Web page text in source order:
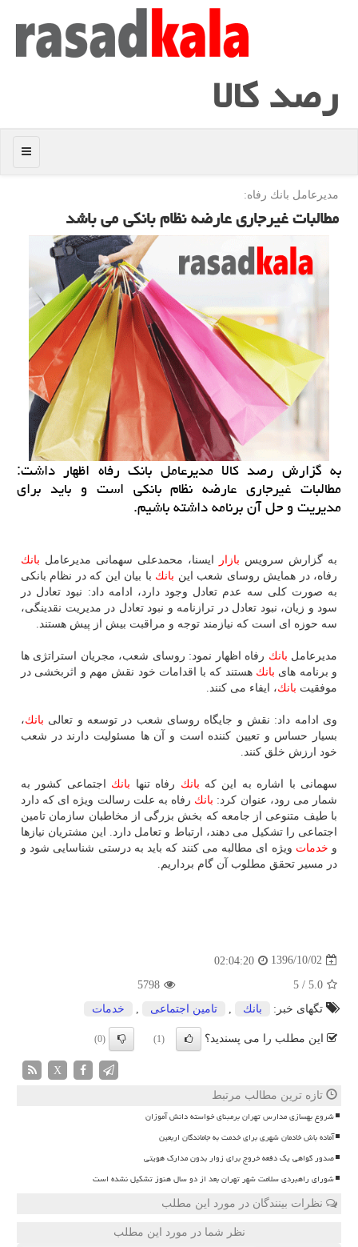
رصد كالا
منو
مدیرعامل بانك رفاه:
مطالبات غیرجاری عارضه نظام بانكی می باشد
به گزارش رصد كالا مدیرعامل بانك رفاه اظهار داشت:
مطالبات غیرجاری عارضه نظام بانكی است و باید برای
مدیریت و حل آن برنامه داشته باشیم.
به گزارش سرویس بازار ایسنا، محمدعلی سهمانی مدیرعامل بانك
رفاه، در همایش روسای شعب این بانك با بیان این كه در نظام بانكی
به صورت كلی سه عدم تعادل وجود دارد، ادامه داد: نبود تعادل در
سود و زیان، نبود تعادل در ترازنامه و نبود تعادل در مدیریت نقدینگی،
سه حوزه ­ای است كه نیازمند توجه و مراقبت بیش از پیش هستند.
مدیرعامل بانك رفاه اظهار نمود: روسای شعب، مجریان استراتژی­ ها
و برنامه ­های بانك هستند كه با اقدامات خود نقش مهم و اثربخشی در
موفقیت بانك، ایفاء می­ كنند.
وی ادامه داد: نقش و جایگاه روسای شعب در توسعه و تعالی بانك،
بسیار حساس و تعیین كننده است و آن ها مسئولیت دارند در شعب
خود ارزش خلق كنند.
سهمانی با اشاره به این كه بانك رفاه تنها بانك اجتماعی كشور به
شمار می ­رود، عنوان كرد: بانك رفاه به علت رسالت ویژه ­ای كه دارد
با طیف متنوعی از جامعه كه بخش بزرگی از مخاطبان سازمان تامین
اجتماعی را تشكیل می­ دهند، ارتباط و تعامل دارد. این مشتریان نیازها
و خدمات ویژه ­ای مطالبه می­ كنند كه باید به درستی شناسایی شود و
در مسیر تحقق مطلوب آن گام برداریم.
1396/10/02
02:04:20
5.0
/
5
5798
تگهای خبر:
بانك تامین اجتماعی خدمات
این مطلب را می پسندید؟ (1)
(0)
X
تازه ترین مطالب مرتبط
شروع بهسازی مدارس تهران برمبنای خواسته دانش آموزان
آماده باش خادمان شهری برای خدمت به جاماندگان اربعین
صدور گواهی یک دفعه خروج برای زوار بدون مدارک هویتی
شورای راهبردی سلامت شهر تهران بعد از دو سال هنوز تشکیل نشده است
نظرات بینندگان در مورد این مطلب
نظر شما در مورد این مطلب